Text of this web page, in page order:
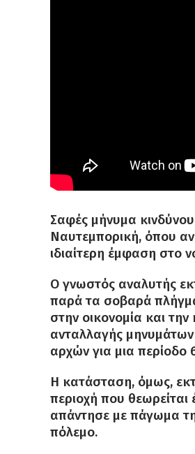
Σαφές μήνυμα
Ναυτεμπορική, όπου
ιδιαίτερη έμφαση στο
Ο γνωστός αναλυτής
παρά τα σοβαρά
στην οικονομία και
ανταλλαγής μηνυμάτων
αρχών για μια
Η κατάσταση, όμως,
περιοχή που
απάντησε με πάγωμα
πόλεμο.